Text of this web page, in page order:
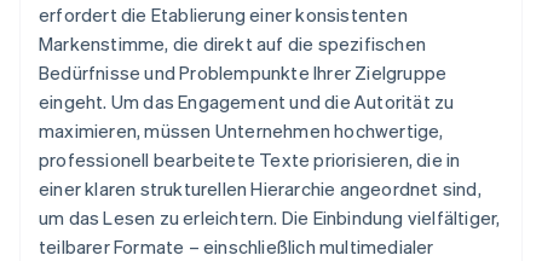
erfordert die Etablierung einer konsistenten
Markenstimme, die direkt auf die spezifischen
Bedürfnisse und Problempunkte Ihrer Zielgruppe
eingeht. Um das Engagement und die Autorität zu
maximieren, müssen Unternehmen hochwertige,
professionell bearbeitete Texte priorisieren, die in
einer klaren strukturellen Hierarchie angeordnet sind,
um das Lesen zu erleichtern. Die Einbindung vielfältiger,
teilbarer Formate – einschließlich multimedialer